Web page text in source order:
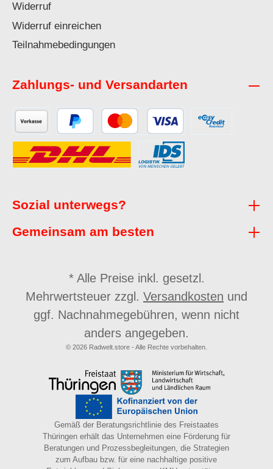
Widerruf
Widerruf einreichen
Teilnahmebedingungen
Zahlungs- und Versandarten
Sozial unterwegs?
Gemeinsam am besten
* Alle Preise inkl. gesetzl.
Mehrwertsteuer zzgl. Versandkosten und
ggf. Nachnahmegebühren, wenn nicht
anders angegeben.
© 2026 Radwelt.store - Alle Rechte vorbehalten.
Gemäß der Beratungsrichtlinie des Freistaates
Thüringen erhält das Unternehmen eine Förderung für
Beratungen und Prozessbegleitungen, die Strategien
zum Aufbau bzw. für eine nachhaltige positive